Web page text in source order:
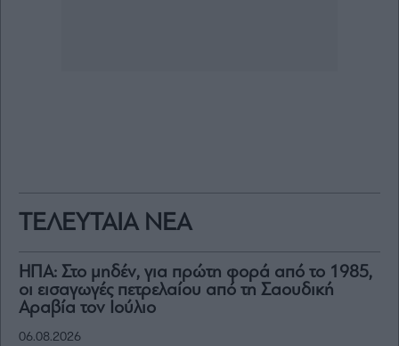
ΤΕΛΕΥΤΑΙΑ ΝΕΑ
ΗΠΑ: Στο μηδέν, για πρώτη φορά από το 1985,
οι εισαγωγές πετρελαίου από τη Σαουδική
Αραβία τον Ιούλιο
06.08.2026